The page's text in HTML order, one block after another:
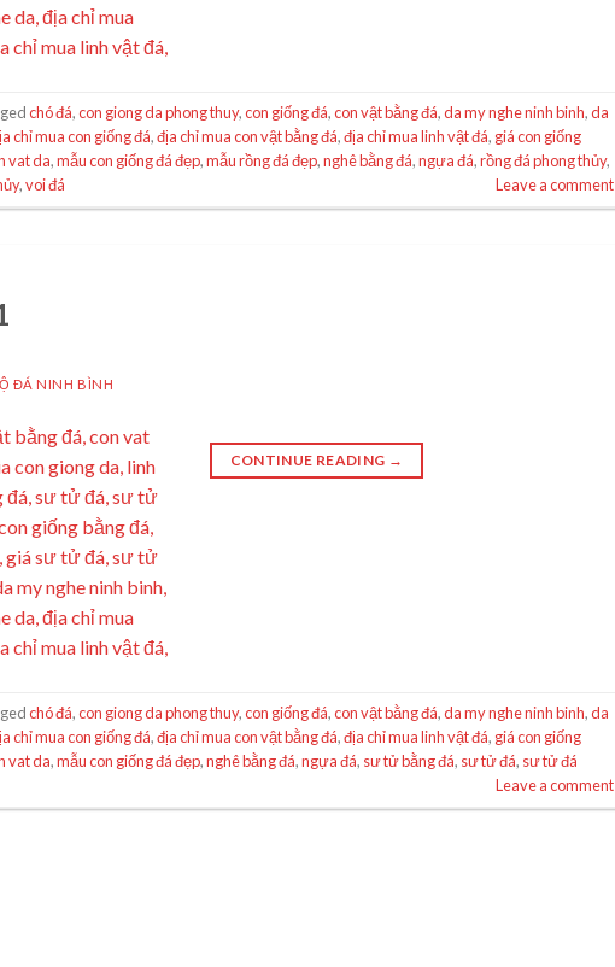
chó đá,con giong da phong thuy,con giống đá,con vật bằng đá,da my nghe ninh binh,da
chỉ mua con giống đá,địa chỉ mua con vật bằng đá,địa chỉ mua linh vật đá, giá con giống
vat da,mẫu con giống đá đẹp,mẫu rồng đá đẹp,nghê bằng đá,ngựa đá,rồng đá phong thủy,
,voi đá Leave a comment
ĐÁ NINH BÌNH
CONTINUE READING →
chó đá,con giong da phong thuy,con giống đá,con vật bằng đá,da my nghe ninh binh,da
chỉ mua con giống đá,địa chỉ mua con vật bằng đá,địa chỉ mua linh vật đá, giá con giống
vat da,mẫu con giống đá đẹp,nghê bằng đá,ngựa đá, sư tử bằng đá, sư tử đá, sư tử đá
Leave a comment